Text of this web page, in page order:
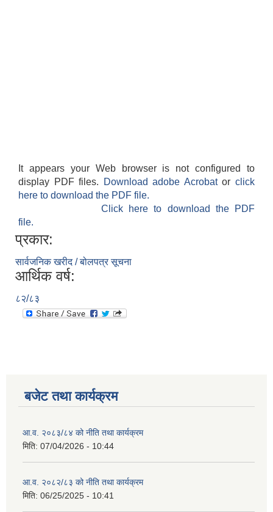
It appears your Web browser is not configured to
display PDF files.
Download adobe Acrobatorclick
here to download the PDF file.
Click here to download the PDF
file.
प्रकार:
सार्वजनिक खरीद / बोलपत्र सूचना
आर्थिक वर्ष:
८२/८३
बजेट तथा कार्यक्रम
आ.व. २०८३/८४ को नीति तथा कार्यक्रम
मिति: 07/04/2026 - 10:44
आ.व. २०८२/८३ को नीति तथा कार्यक्रम
मिति: 06/25/2025 - 10:41